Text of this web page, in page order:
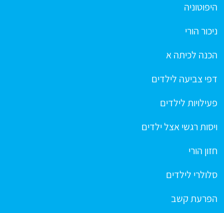
היפוטוניה
ניכור הורי
הכנה לכיתה א
דפי צביעה לילדים
פעילויות לילדים
ויסות רגשי אצל ילדים
חזון הורי
סלולרי לילדים
הפרעת קשב